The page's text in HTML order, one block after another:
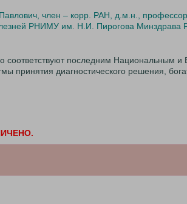
член – корр. РАН, д.м.н.,
РНИМУ им. Н.И. Пирогова Минздрава
соответствуют последним Национальным
принятия диагностического решения,